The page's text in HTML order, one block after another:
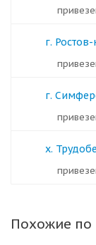
г.
г.
х.
Похожие по